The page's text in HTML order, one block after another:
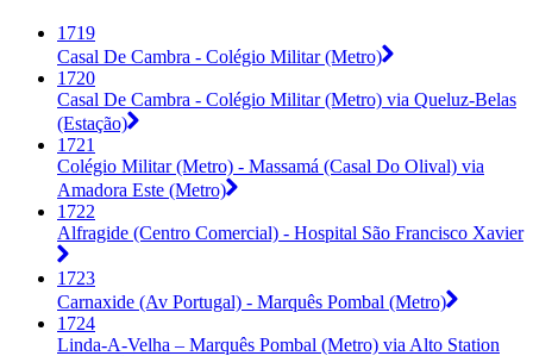
1719
Casal De Cambra - Colégio Militar (Metro)
1720
Casal De Cambra - Colégio Militar (Metro) via Queluz-Belas
(Estação)
1721
Colégio Militar (Metro) - Massamá (Casal Do Olival) via
Amadora Este (Metro)
1722
Alfragide (Centro Comercial) - Hospital São Francisco Xavier
1723
Carnaxide (Av Portugal) - Marquês Pombal (Metro)
1724
Linda-A-Velha – Marquês Pombal (Metro) via Alto Station